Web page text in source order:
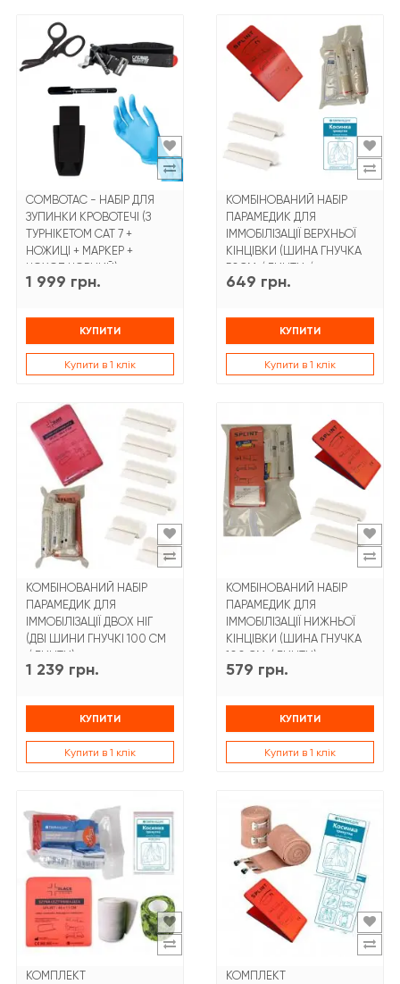
COMBOTAC - НАБІР ДЛЯ
ЗУПИНКИ КРОВОТЕЧІ (З
ТУРНІКЕТОМ CAT 7 +
НОЖИЦІ + МАРКЕР +
ЧОХОЛ ЧОРНИЙ)
1 999 грн.
КУПИТИ
Купити в 1 клік
КОМБІНОВАНИЙ НАБІР
ПАРАМЕДИК ДЛЯ
ІММОБІЛІЗАЦІЇ ВЕРХНЬОЇ
КІНЦІВКИ (ШИНА ГНУЧКА
50СМ / БИНТИ /
ТРИКУТНИК)
649 грн.
КУПИТИ
Купити в 1 клік
КОМБІНОВАНИЙ НАБІР
ПАРАМЕДИК ДЛЯ
ІММОБІЛІЗАЦІЇ ДВОХ НІГ
(ДВІ ШИНИ ГНУЧКІ 100 СМ
/ БИНТИ)
1 239 грн.
КУПИТИ
Купити в 1 клік
КОМБІНОВАНИЙ НАБІР
ПАРАМЕДИК ДЛЯ
ІММОБІЛІЗАЦІЇ НИЖНЬОЇ
КІНЦІВКИ (ШИНА ГНУЧКА
100 СМ / БИНТИ)
579 грн.
КУПИТИ
Купити в 1 клік
КОМПЛЕКТ
КОМПЛЕКТ